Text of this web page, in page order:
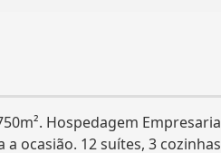
Hospedagem
ocasião. 12 suítes, 3